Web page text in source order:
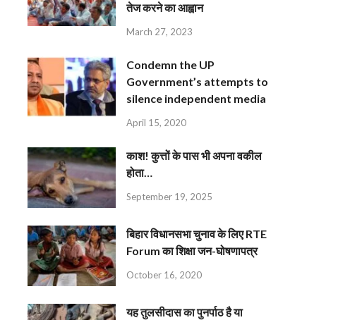
तेज करने का आह्वान
March 27, 2023
Condemn the UP
Government’s attempts to
silence independent media
April 15, 2020
काश! कुत्तों के पास भी अपना वकील
होता…
September 19, 2025
बिहार विधानसभा चुनाव के लिए RTE
Forum का शिक्षा जन-घोषणापत्र
October 16, 2020
यह तुलसीदास का पुनर्पाठ है या